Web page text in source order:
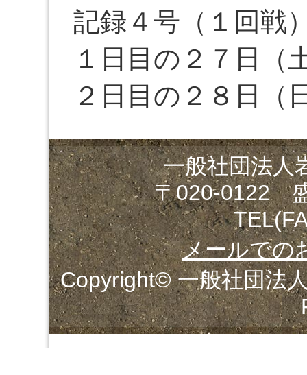
記録４号（１回戦
１日目の２７日（
２日目の２８日（
一般社団法人
〒020-0122
メールでの
Copyright© 一般社団法